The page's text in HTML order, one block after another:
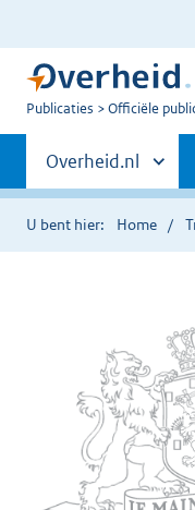
U
Publicaties Officiële
Primaire
navigatie
Andere
sites
binnen
Overheid.nl
U bent hier: Home